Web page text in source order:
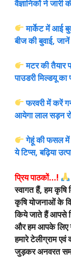
वैज्ञानिकों ने
मार्केट में आई
बीज की बुवाई,
मटर की तैयार
पाउडरी मिल्डयू
फरवरी में करें
आयेगा लाल सड़न
गेहूं की फसल में
ये टिप्स, बढ़िया
प्रिय पाठकों…!
स्वागत हैं, हम कृषि
कृषि योजनाओं के
किये जाते हैं आपसे
और हम आपके लिए
हमारे टेलीग्राम
जुड़कर अनवरत